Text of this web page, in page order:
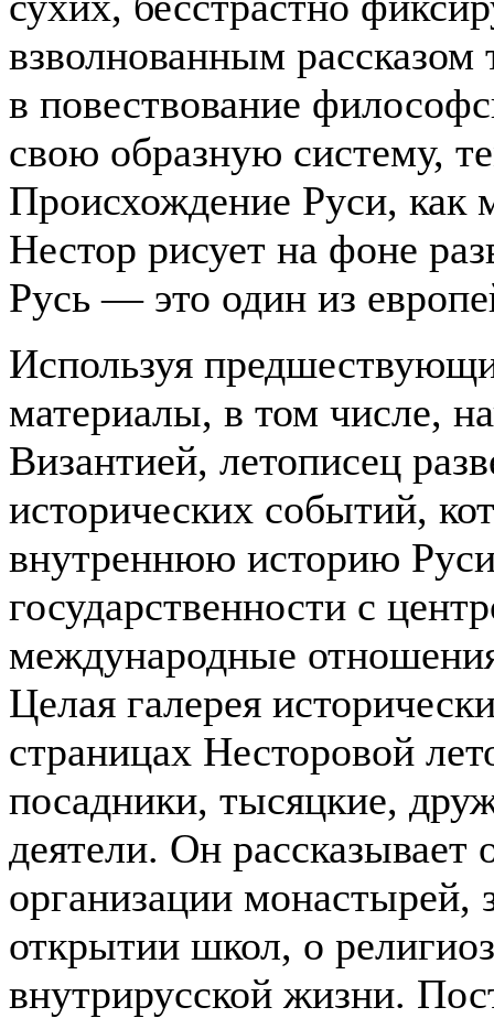
взволнованным рассказом
в повествование
свою образную систему,
Происхождение Руси, как
Нестор рисует на фоне
Русь —это один из
Используя
материалы, в том числе,
Византией, летописец
исторических событий,
внутреннюю историю
государственности с
международные
Целая галерея
страницах Несторовой
посадники, тысяцкие,
деятели. Он
организации монастырей,
открытии школ, о
внутрирусской жизни.